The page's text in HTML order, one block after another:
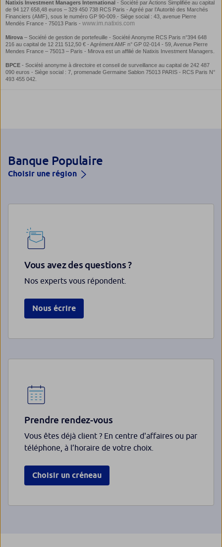
Banque Populaire
Choisir une région
Vous avez des questions ?
Nos experts vous répondent.
Nous écrire
Prendre rendez-vous
Vous êtes déjà client ? En centre d'affaires ou par
téléphone, à l’horaire de votre choix.
Choisir un créneau